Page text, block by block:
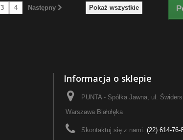
Pokaż wszystkie
3 4 Następny
Informacja o sklepie
PUNTA - Spółka Jawna, ul.
Warszawa Białołęka
Skontaktuj się z nami: (22) 614-76-